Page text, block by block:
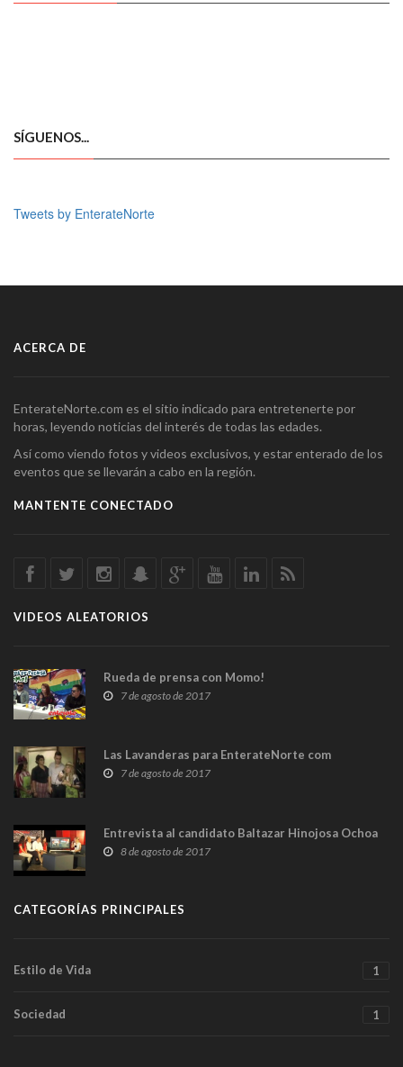
SÍGUENOS...
Tweets by EnterateNorte
ACERCA DE
EnterateNorte.com es el sitio indicado para entretenerte por
horas, leyendo noticias del interés de todas las edades.
Así como viendo fotos y videos exclusivos, y estar enterado de los
eventos que se llevarán a cabo en la región.
MANTENTE CONECTADO
VIDEOS ALEATORIOS
Rueda de prensa con Momo!
7 de agosto de 2017
Las Lavanderas para EnterateNorte com
7 de agosto de 2017
Entrevista al candidato Baltazar Hinojosa Ochoa
8 de agosto de 2017
CATEGORÍAS PRINCIPALES
Estilo de Vida 1
Sociedad 1